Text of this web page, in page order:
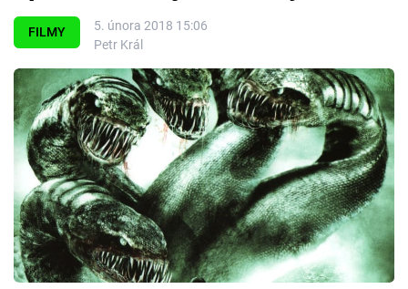
Témata
Filmy
Seriály
Hry
Cool Esport
Pořady
FILMY
5. února 2018 15:06
Petr Král